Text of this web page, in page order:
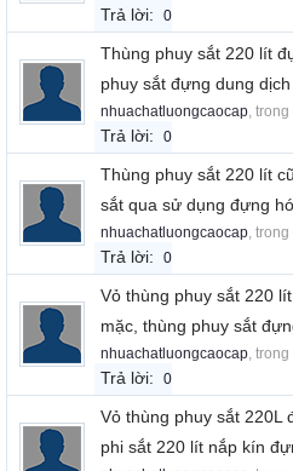
Trả lời: 0
Thùng phuy sắt 220 lít
phuy sắt đựng dung
nhuachatluongcaocap ,
Trả lời: 0
Thùng phuy sắt 220 lít
sắt qua sử dụng đựng
nhuachatluongcaocap ,
Trả lời: 0
Vỏ thùng phuy sắt 220
mặc, thùng phuy sắt
nhuachatluongcaocap ,
Trả lời: 0
Vỏ thùng phuy sắt 220L
phi sắt 220 lít nắp kín